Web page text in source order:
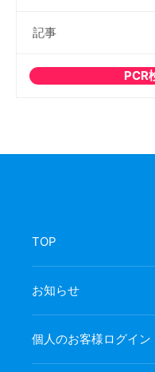
記事
PCR
TOP
お知らせ
個人のお客様ログイン